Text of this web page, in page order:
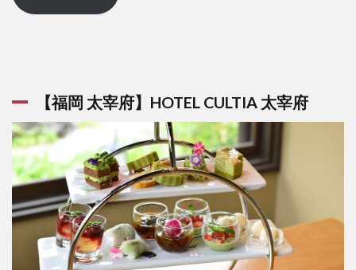
【福岡 太宰府】HOTEL CULTIA 太宰府